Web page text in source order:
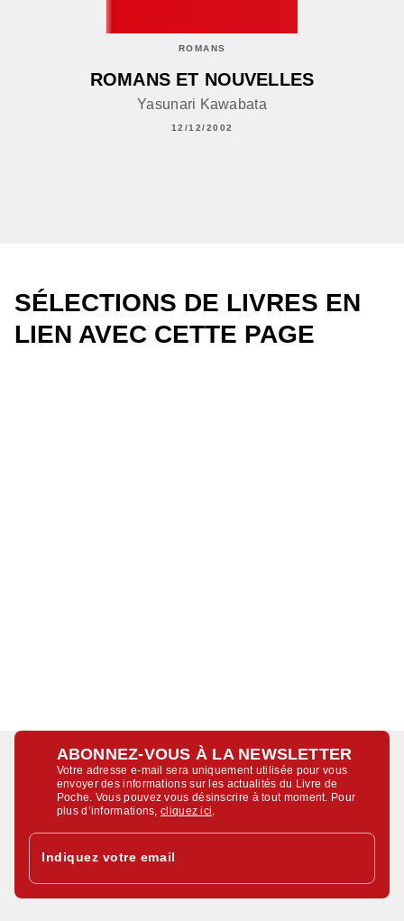
ROMANS
ROMANS ET NOUVELLES
Yasunari Kawabata
12/12/2002
SÉLECTIONS DE LIVRES EN
LIEN AVEC CETTE PAGE
ABONNEZ-VOUS À LA NEWSLETTER
Votre adresse e-mail sera uniquement utilisée pour vous
envoyer des informations sur les actualités du Livre de
Poche. Vous pouvez vous désinscrire à tout moment. Pour
plus d’informations,cliquez ici
Indiquez votre email